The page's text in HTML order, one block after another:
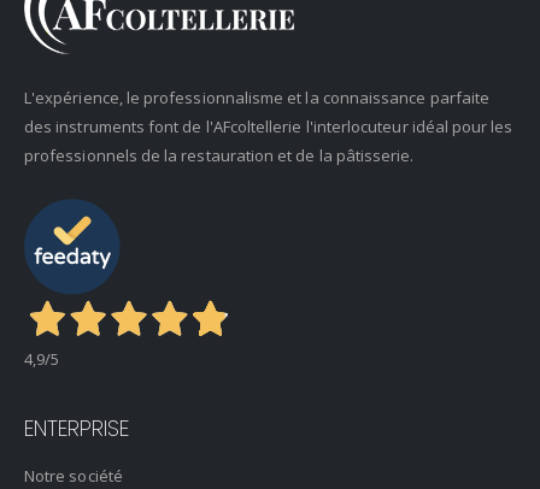
L'expérience, le professionnalisme et la connaissance parfaite
des instruments font de l'AFcoltellerie l'interlocuteur idéal pour les
professionnels de la restauration et de la pâtisserie.
4,9/5
ENTERPRISE
Notre société